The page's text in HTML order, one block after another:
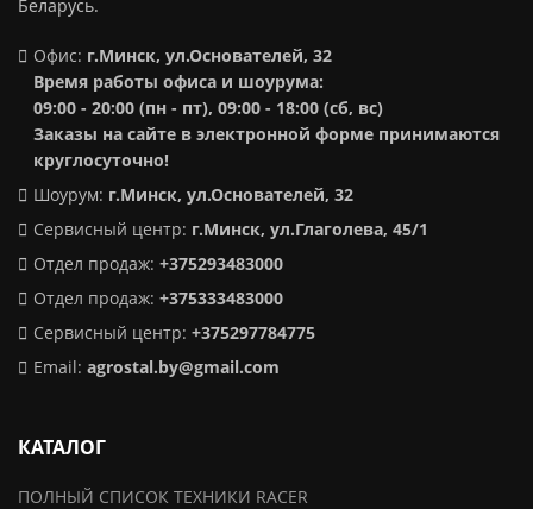
Беларусь.
Офис: г.Минск, ул.Основателей, 32
Время работы офиса и шоурума:
09:00 - 20:00 (пн - пт), 09:00 - 18:00 (сб, вс)
Заказы на сайте в электронной форме принимаются
круглосуточно!
Шоурум: г.Минск, ул.Основателей, 32
Сервисный центр: г.Минск, ул.Глаголева, 45/1
Отдел продаж: +375293483000
Отдел продаж: +375333483000
Сервисный центр: +375297784775
Email: agrostal.by@gmail.com
КАТАЛОГ
ПОЛНЫЙ СПИСОК ТЕХНИКИ RACER